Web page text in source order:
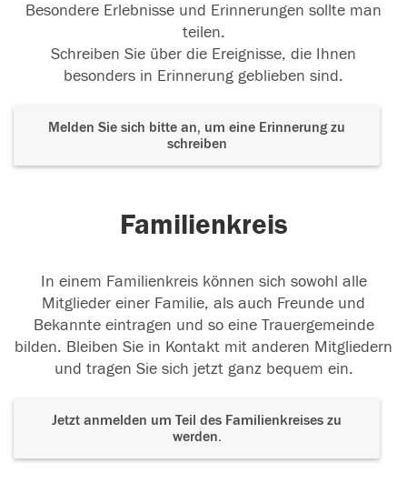
Besondere Erlebnisse und Erinnerungen sollte man
teilen.
Schreiben Sie über die Ereignisse, die Ihnen
besonders in Erinnerung geblieben sind.
Melden Sie sich bitte an, um eine Erinnerung zu
schreiben
Familienkreis
In einem Familienkreis können sich sowohl alle
Mitglieder einer Familie, als auch Freunde und
Bekannte eintragen und so eine Trauergemeinde
bilden. Bleiben Sie in Kontakt mit anderen Mitgliedern
und tragen Sie sich jetzt ganz bequem ein.
Jetzt anmelden um Teil des Familienkreises zu
werden.